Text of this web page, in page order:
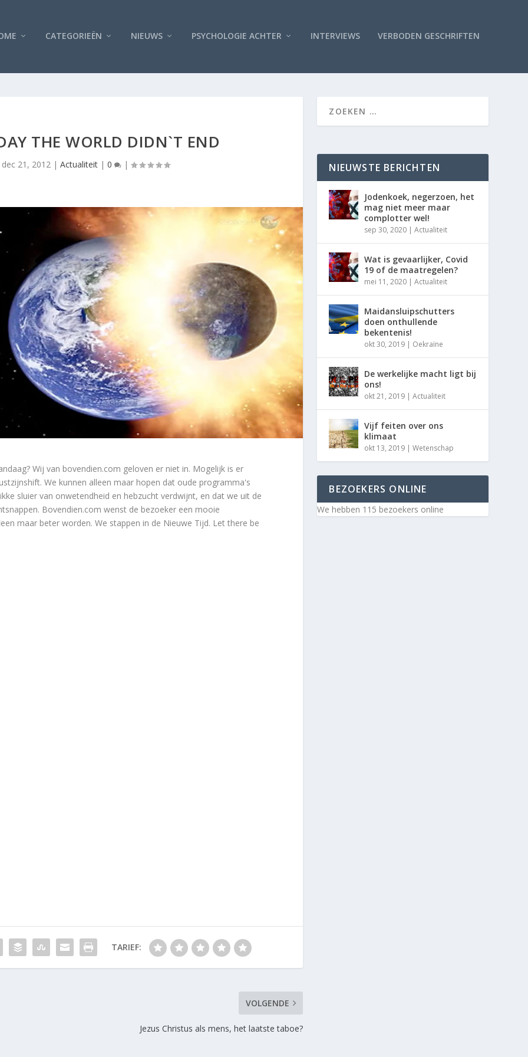
CATEGORIEËN NIEUWS PSYCHOLOGIE ACHTER INTERVIEWS VERBODEN GESCHRIFTEN
THE WORLD DIDN`T END
dec 21, 2012| Actualiteit| 0 |
Wij van bovendien.com geloven er niet in. Mogelijk is er
We kunnen alleen maar hopen dat oude programma's
sluier van onwetendheid en hebzucht verdwijnt, en dat we uit de
Bovendien.com wenst de bezoeker een mooie
maar beter worden. We stappen in de Nieuwe Tijd. Let there be
TARIEF:
VOLGENDE
Jezus Christus als mens, het laatste taboe?
NIEUWSTE BERICHTEN
Jodenkoek, negerzoen, het
mag niet meer maar
complotter wel!
sep 30, 2020 |Actualiteit
Wat is gevaarlijker, Covid
19 of de maatregelen?
mei 11, 2020 |Actualiteit
Maidansluipschutters
doen onthullende
bekentenis!
okt 30, 2019 | Oekraïne
De werkelijke macht ligt bij
ons!
okt 21, 2019 |Actualiteit
Vijf feiten over ons
klimaat
okt 13, 2019 |Wetenschap
BEZOEKERS ONLINE
We hebben 115 bezoekers online